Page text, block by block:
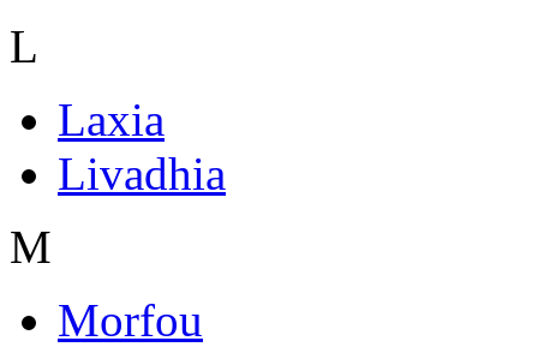
L
Laxia
Livadhia
M
Morfou